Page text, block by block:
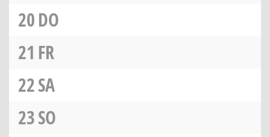
20DO
21 FR
22SA
23SO